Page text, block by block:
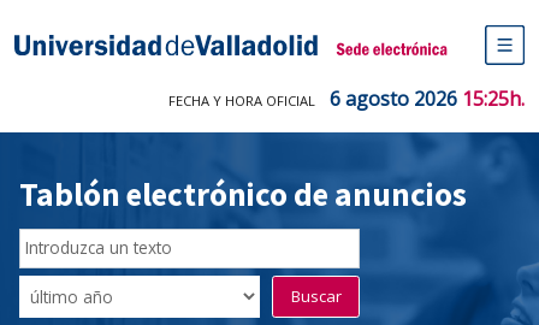
Sede electrónica Universidad de
de
FECHA Y HORA OFICIAL 6 agosto 2026 15:25h.
Tablón electrónico de anuncios
Buscador
del
Tablón
Filtro
de
Buscar